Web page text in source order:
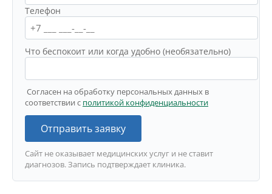
Телефон
Что беспокоит или когда удобно (необязательно)
Согласен на обработку персональных данных в
соответствии с политикой конфиденциальности
Отправить заявку
Сайт не оказывает медицинских услуг и не ставит
диагнозов. Запись подтверждает клиника.